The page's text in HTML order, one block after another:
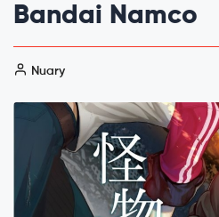
Bandai Namco
Nuary